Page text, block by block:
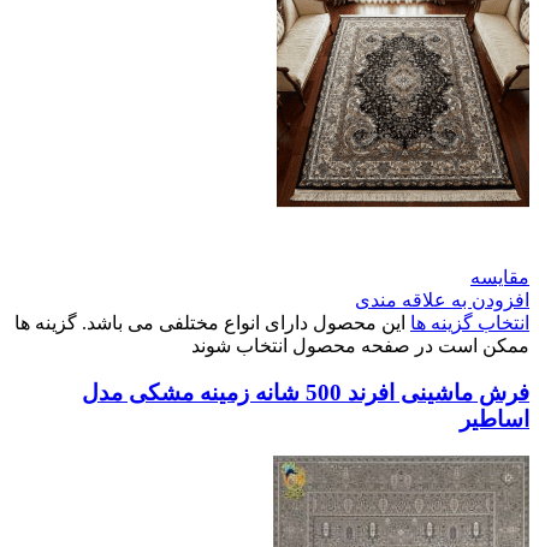
مقایسه
افزودن به علاقه مندی
انتخاب گزینه ها این محصول دارای انواع مختلفی می باشد. گزینه ها
ممکن است در صفحه محصول انتخاب شوند
فرش ماشینی افرند 500 شانه زمینه مشکی مدل
اساطیر